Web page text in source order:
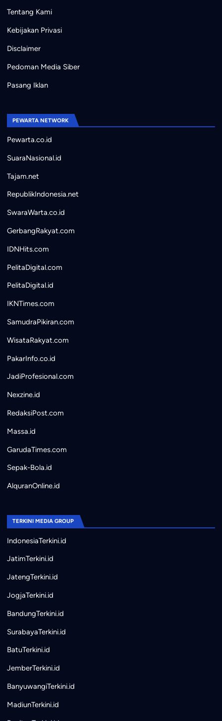
Tentang Kami
Kebijakan Privasi
Disclaimer
Pedoman Media Siber
Pasang Iklan
PEWARTA NETWORK
Pewarta.co.id
SuaraNasional.id
Tajam.net
RepublikIndonesia.net
SwaraWarta.co.id
GerbangRakyat.com
IDNHits.com
PelitaDigital.com
PelitaDigital.id
IKNTimes.com
SamudraPikiran.com
WisataRakyat.com
PakarInfo.co.id
JadiProfesional.com
Nexzine.id
RedaksiPost.com
Massa.id
GarudaTimes.com
Sepak-Bola.id
AlquranOnline.id
TERKINI MEDIA GROUP
IndonesiaTerkini.id
JatimTerkini.id
JatengTerkini.id
JogjaTerkini.id
BandungTerkini.id
SurabayaTerkini.id
BatuTerkini.id
JemberTerkini.id
BanyuwangiTerkini.id
MadiunTerkini.id